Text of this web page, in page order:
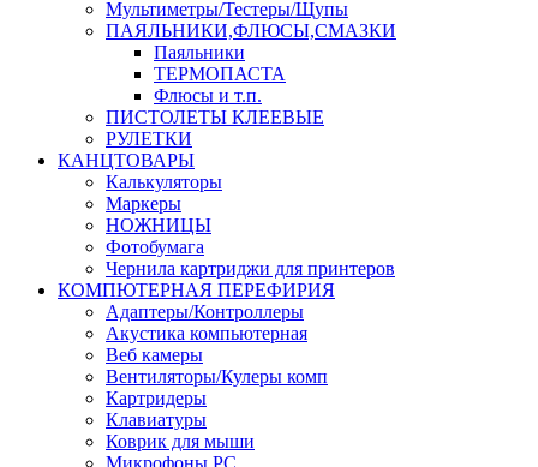
Мультиметры/Тестеры/Щупы
ПАЯЛЬНИКИ,ФЛЮСЫ,СМАЗКИ
Паяльники
ТЕРМОПАСТА
Флюсы и т.п.
ПИСТОЛЕТЫ КЛЕЕВЫЕ
РУЛЕТКИ
КАНЦТОВАРЫ
Калькуляторы
Маркеры
НОЖНИЦЫ
Фотобумага
Чернила картриджи для принтеров
КОМПЮТЕРНАЯ ПЕРЕФИРИЯ
Адаптеры/Контроллеры
Акустика компьютерная
Веб камеры
Вентиляторы/Кулеры комп
Картридеры
Клавиатуры
Коврик для мыши
Микрофоны PC